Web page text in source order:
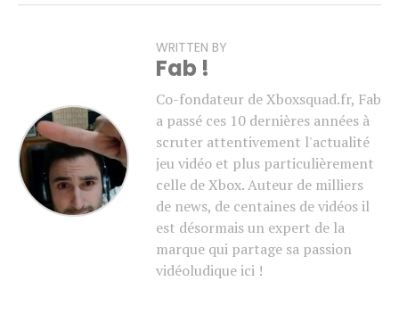
WRITTEN BY
Fab !
Co-fondateur de Xboxsquad.fr, Fab
a passé ces 10 dernières années à
scruter attentivement l'actualité
jeu vidéo et plus particulièrement
celle de Xbox. Auteur de milliers
de news, de centaines de vidéos il
est désormais un expert de la
marque qui partage sa passion
vidéoludique ici !